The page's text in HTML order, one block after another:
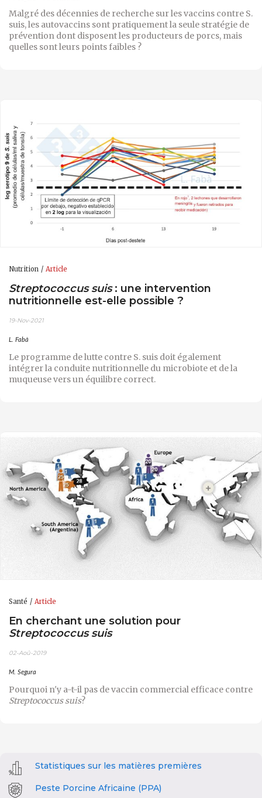
Malgré des décennies de recherche sur les vaccins contre S.
suis, les autovaccins sont pratiquement la seule stratégie de
prévention dont disposent les producteurs de porcs, mais
quelles sont leurs points faibles ?
Nutrition Article
Streptococcus suis: une intervention
nutritionnelle est-elle possible ?
19-Nov-2021
L. Fabà
Le programme de lutte contre S. suis doit également
intégrer la conduite nutritionnelle du microbiote et de la
muqueuse vers un équilibre correct.
Santé Article
En cherchant une solution pour
Streptococcus suis
02-Aoû-2019
M. Segura
Pourquoi n'y a-t-il pas de vaccin commercial efficace contre
Streptococcus suis?
Statistiques sur les matières premières
Peste Porcine Africaine (PPA)